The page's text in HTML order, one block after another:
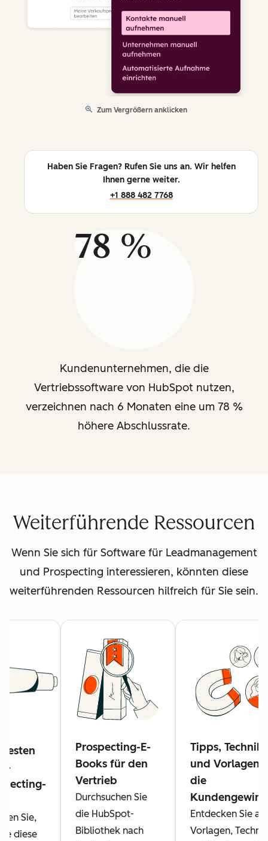
Zum Vergrößern anklicken
Haben Sie Fragen? Rufen Sie uns an. Wir helfen
Ihnen gerne weiter.
+1 888 482 7768
78 %
Kundenunternehmen, die die
Vertriebssoftware von HubSpot nutzen,
verzeichnen nach 6 Monaten eine um 78 %
höhere Abschlussrate.
Weiterführende Ressourcen
Wenn Sie sich für Software für Leadmanagement
und Prospecting interessieren, könnten diese
weiterführenden Ressourcen hilfreich für Sie sein.
Sie,
diese
Prospecting-E-
Books für den
Vertrieb
Durchsuchen Sie
die HubSpot-
Bibliothek nach
Tipps,
und Vorlagen
die
Entdecken Sie
Vorlagen,